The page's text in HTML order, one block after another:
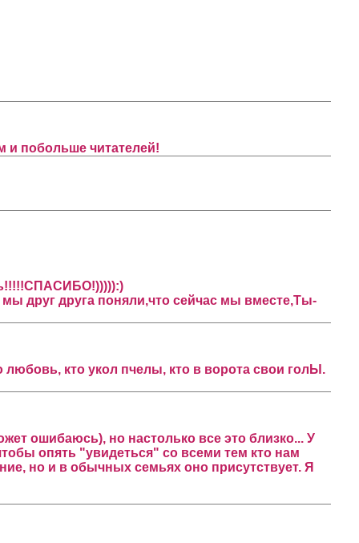
и побольше читателей!
друг друга поняли,что сейчас мы вместе,Ты-
любовь, кто укол пчелы, кто в ворота свои голЫ.
ошибаюсь), но настолько все это близко... У
опять "увидеться" со всеми тем кто нам
но и в обычных семьях оно присутствует. Я